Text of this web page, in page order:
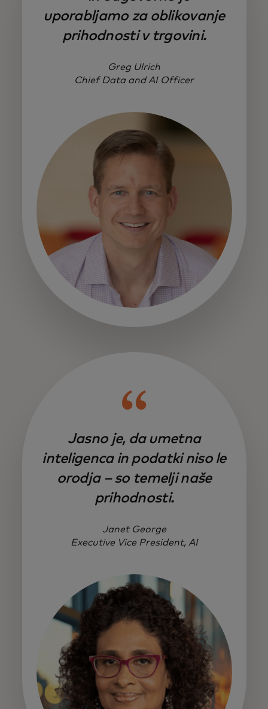
uporabljamo za oblikovanje
prihodnosti v trgovini.
Greg Ulrich
Chief Data and AI Officer
Jasno je, da umetna
inteligenca in podatki niso le
orodja – so temelji naše
prihodnosti.
Janet George
Executive Vice President, AI